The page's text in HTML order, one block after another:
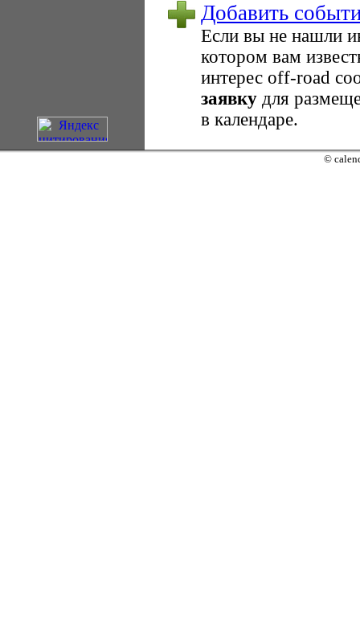
Добавить
Если вы не нашли
котором вам
интерес оff-road
заявку для
в календаре.
©